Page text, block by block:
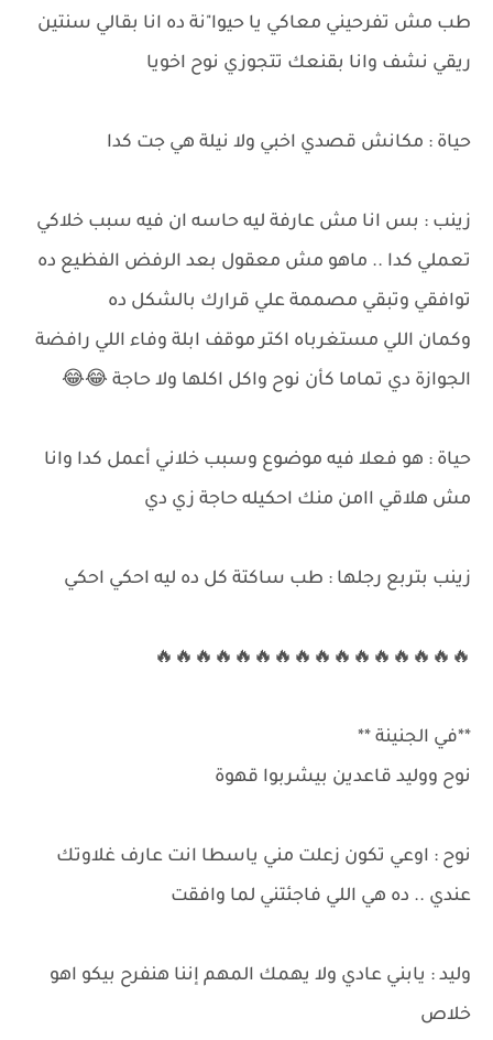
طب مش تفرحيني معاكي يا حيوا"نة ده انا بقالي سنتين
ريقي نشف وانا بقنعك تتجوزي نوح اخويا
حياة : مكانش قصدي اخبي ولا نيلة هي جت كدا
زينب : بس انا مش عارفة ليه حاسه ان فيه سبب خلاكي
تعملي كدا .. ماهو مش معقول بعد الرفض الفظيع ده
توافقي وتبقي مصممة علي قرارك بالشكل ده
وكمان اللي مستغرباه اكتر موقف ابلة وفاء اللي رافضة
الجوازة دي تماما كأن نوح واكل اكلها ولا حاجة 😂😂
حياة : هو فعلا فيه موضوع وسبب خلاني أعمل كدا وانا
مش هلاقي اامن منك احكيله حاجة زي دي
زينب بتربع رجلها : طب ساكتة كل ده ليه احكي احكي
🔥🔥🔥🔥🔥🔥🔥🔥🔥🔥🔥🔥🔥🔥🔥🔥
**في الجنينة **
نوح ووليد قاعدين بيشربوا قهوة
نوح : اوعي تكون زعلت مني ياسطا انت عارف غلاوتك
عندي .. ده هي اللي فاجئتني لما وافقت
وليد : يابني عادي ولا يهمك المهم إننا هنفرح بيكو اهو
خلاص